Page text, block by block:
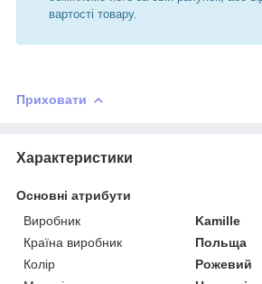
вартості товару.
Приховати
Характеристики
Основні атрибути
Виробник
Kamille
Країна виробник
Польща
Колір
Рожевий